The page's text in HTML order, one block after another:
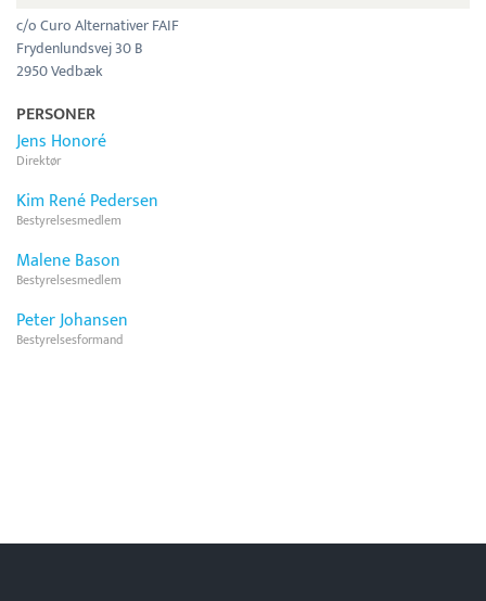
c/o Curo Alternativer FAIF
Frydenlundsvej 30 B
2950 Vedbæk
PERSONER
Jens Honoré
Direktør
Kim René Pedersen
Bestyrelsesmedlem
Malene Bason
Bestyrelsesmedlem
Peter Johansen
Bestyrelsesformand